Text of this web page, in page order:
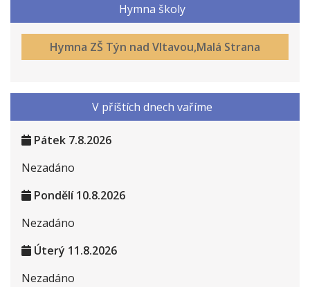
Hymna školy
Hymna ZŠ Týn nad Vltavou,Malá Strana
V příštích dnech vaříme
Pátek 7.8.2026
Nezadáno
Pondělí 10.8.2026
Nezadáno
Úterý 11.8.2026
Nezadáno